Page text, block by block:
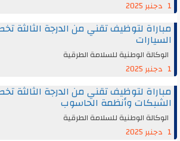
مباراة لتوظيف تقني من الدرجة الثالثة
السيارات
الوكالة الوطنية للسلامة الطرقية
مباراة لتوظيف تقني من الدرجة الثالثة
الشبكات وأنظمة الحاسوب
الوكالة الوطنية للسلامة الطرقية